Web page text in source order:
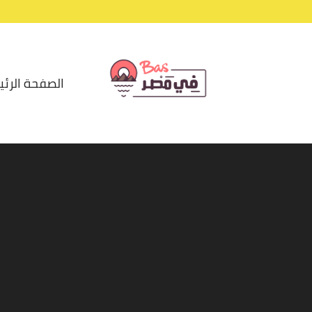
الصفحة